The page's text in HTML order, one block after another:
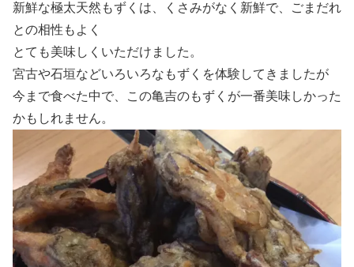
新鮮な極太天然もずくは、くさみがなく新鮮で、ごまだれ
との相性もよく
とても美味しくいただけました。
宮古や石垣などいろいろなもずくを体験してきましたが
今まで食べた中で、この亀吉のもずくが一番美味しかった
かもしれません。